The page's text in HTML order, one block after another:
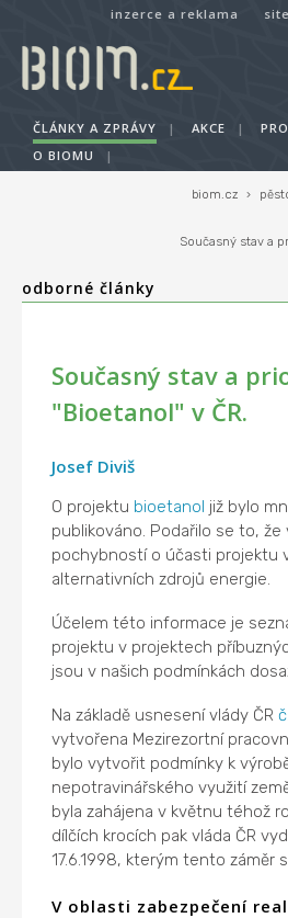
inzerce a reklama
ČLÁNKY A ZPRÁVY | AKCE |
O BIOMU
|
biom.cz ›
Současný stav a
odborné články
Současný stav a
"Bioetanol" v ČR.
Josef Diviš
O projektu bioetanol již bylo
publikováno. Podařilo se to,
pochybností o účasti projektu
alternativních zdrojů energie.
Účelem této informace je
projektu v projektech
jsou v našich podmínkách
Na základě usnesení vlády ČR
vytvořena Mezirezortní
bylo vytvořit podmínky k
nepotravinářského využití
byla zahájena v květnu téhož
dílčích krocích pak vláda ČR
17.6.1998, kterým tento záměr
V oblasti zabezpečení